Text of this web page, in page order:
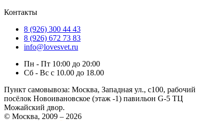
Контакты
8 (926) 300 44 43
8 (926) 672 73 83
info@lovesvet.ru
Пн - Пт 10:00 до 20:00
Сб - Вс с 10.00 до 18.00
Пункт самовывоза: Москва, Западная ул., с100, рабочий
посёлок Новоивановское (этаж -1) павильон G-5 ТЦ
Можайский двор.
© Москва, 2009 – 2026